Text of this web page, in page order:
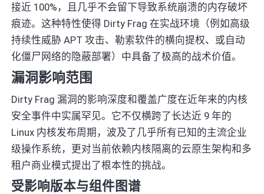
接近 100%，且几乎不会留下导致系统崩溃的内存破坏
痕迹。这种特性使得 Dirty Frag 在实战环境（例如高级
持续性威胁 APT 攻击、勒索软件的横向提权、或自动
化僵尸网络的隐蔽部署）中具备了极高的战术价值。
漏洞影响范围
Dirty Frag 漏洞的影响深度和覆盖广度在近年来的内核
安全事件中实属罕见。它不仅横跨了长达近 9 年的
Linux 内核发布周期，波及了几乎所有已知的主流企业
级操作系统，更对当前依赖内核隔离的云原生架构和多
租户商业模式提出了根本性的挑战。
受影响版本与组件图谱